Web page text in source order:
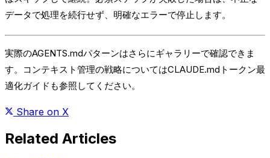
データで処理を続行せず、明確なエラーで停止します。
実際のAGENTS.mdパターンはさらにギャラリーで確認できま
す。コンテキスト管理の戦略についてはCLAUDE.mdトークン最
適化ガイド も参照してください。
Share on X
Related Articles